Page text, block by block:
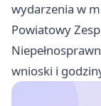
wydarzenia w
Powiatowy
wnioski i